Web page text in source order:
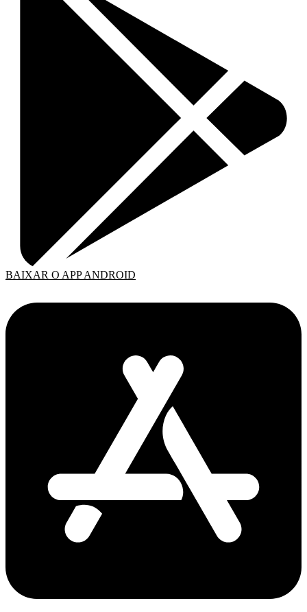
BAIXAR O APP ANDROID